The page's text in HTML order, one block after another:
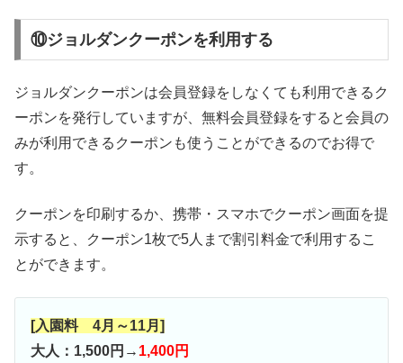
⑩ジョルダンクーポンを利用する
ジョルダンクーポンは会員登録をしなくても利用できるク
ーポンを発行していますが、無料会員登録をすると会員の
みが利用できるクーポンも使うことができるのでお得で
す。
クーポンを印刷するか、携帯・スマホでクーポン画面を提
示すると、クーポン1枚で5人まで割引料金で利用するこ
とができます。
[入園料 4月～11月]
大人：1,500円→ 1,400円